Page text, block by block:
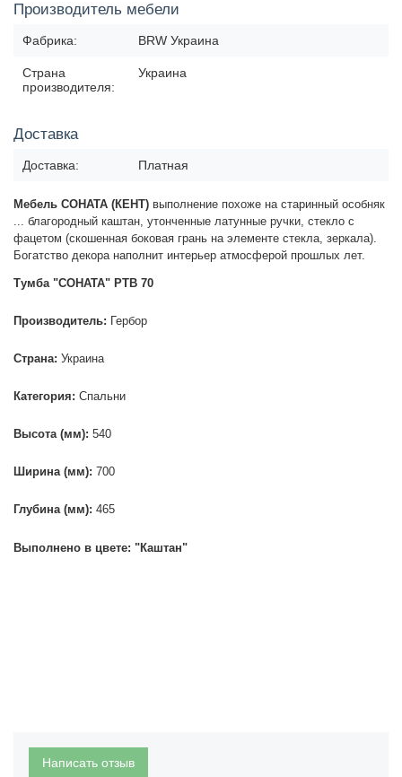
Производитель мебели
Фабрика: BRW Украина
Страна
производителя:
Украина
Доставка
Доставка: Платная
Мебель СОНАТА (КЕНТ) выполнение похоже на старинный особняк
... благородный каштан, утонченные латунные ручки, стекло с
фацетом (скошенная боковая грань на элементе стекла, зеркала).
Богатство декора наполнит интерьер атмосферой прошлых лет.
Тумба "СОНАТА" РТВ 70
Производитель: Гербор
Страна: Украина
Категория: Спальни
Высота (мм): 540
Ширина (мм): 700
Глубина (мм): 465
Выполнено в цвете: "Каштан"
Написать отзыв